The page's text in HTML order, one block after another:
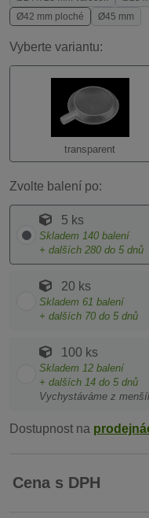
Ø42 mm ploché
Ø45 mm
Vyberte variantu:
transparent
Zvolte balení po:
5 ks
Skladem 140 balení
+ dalších 280 do 5 dnů
20 ks
Skladem 61 balení
+ dalších 70 do 5 dnů
100 ks
Skladem 12 balení
+ dalších 14 do 5 dnů
Vychystáváme z
Dostupnost na
Cena s DPH